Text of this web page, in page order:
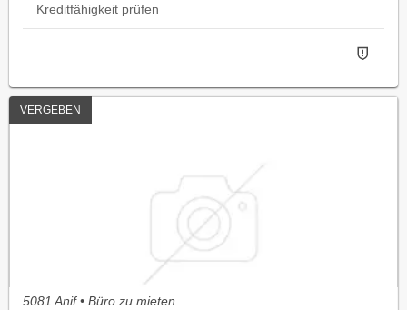
Kreditfähigkeit prüfen
VERGEBEN
5081 Anif • Büro zu mieten